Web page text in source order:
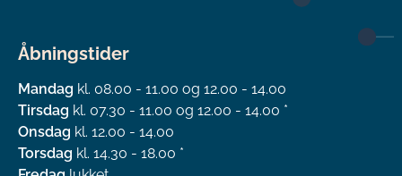
Åbningstider
Mandag kl. 08.00 - 11.00 og 12.00 - 14.00
Tirsdag kl. 07.30 - 11.00 og 12.00 - 14.00 *
Onsdag kl. 12.00 - 14.00
Torsdag kl. 14.30 - 18.00 *